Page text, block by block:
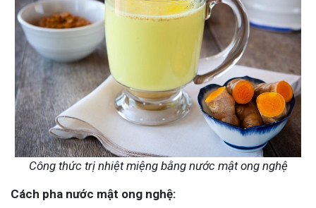
Công thức trị nhiệt miệng bằng nước mật ong nghệ
Cách pha nước mật ong nghệ: